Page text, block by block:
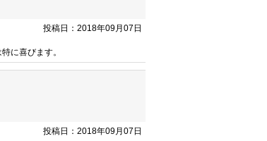
投稿日：2018年09月07日
に喜びます。
投稿日：2018年09月07日